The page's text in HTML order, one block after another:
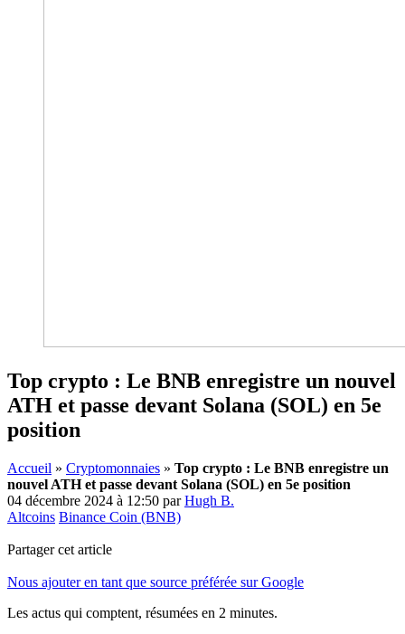
Top crypto : Le BNB enregistre un nouvel
ATH et passe devant Solana (SOL) en 5e
position
Accueil » Cryptomonnaies » Top crypto : Le BNB enregistre un
nouvel ATH et passe devant Solana (SOL) en 5e position
04 décembre 2024 à 12:50 parHugh B.
Altcoins Binance Coin (BNB)
Partager cet article
Nous ajouter en tant que source préférée sur Google
Les actus qui comptent, résumées en 2 minutes.